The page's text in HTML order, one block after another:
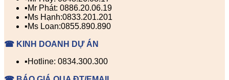
▪️Mr Phát: 0886.20.06.19
▪️Ms Hạnh:0833.201.201
▪️Ms Loan:0855.890.890
☎ KINH DOANH DỰ ÁN
▪️Hotline: 0834.300.300